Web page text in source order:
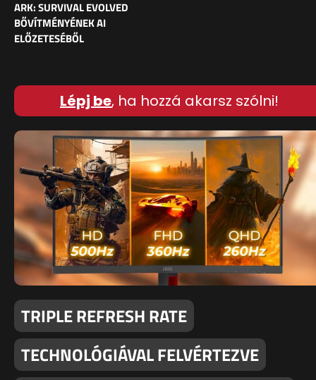
ARK: SURVIVAL EVOLVED
BŐVÍTMÉNYÉNEK AI
ELŐZETESÉBŐL
Lépj be, ha hozzá akarsz szólni!
TRIPLE REFRESH RATE
TECHNOLÓGIÁVAL FELVÉRTEZVE